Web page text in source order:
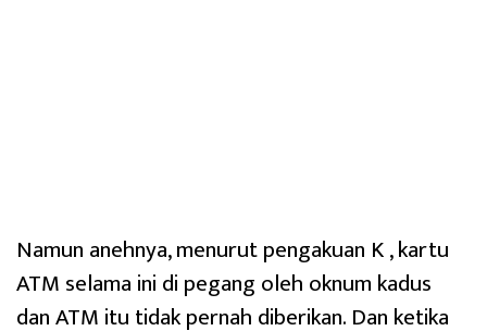
Namun anehnya, menurut pengakuan K , kartu
ATM selama ini di pegang oleh oknum kadus
dan ATM itu tidak pernah diberikan. Dan ketika